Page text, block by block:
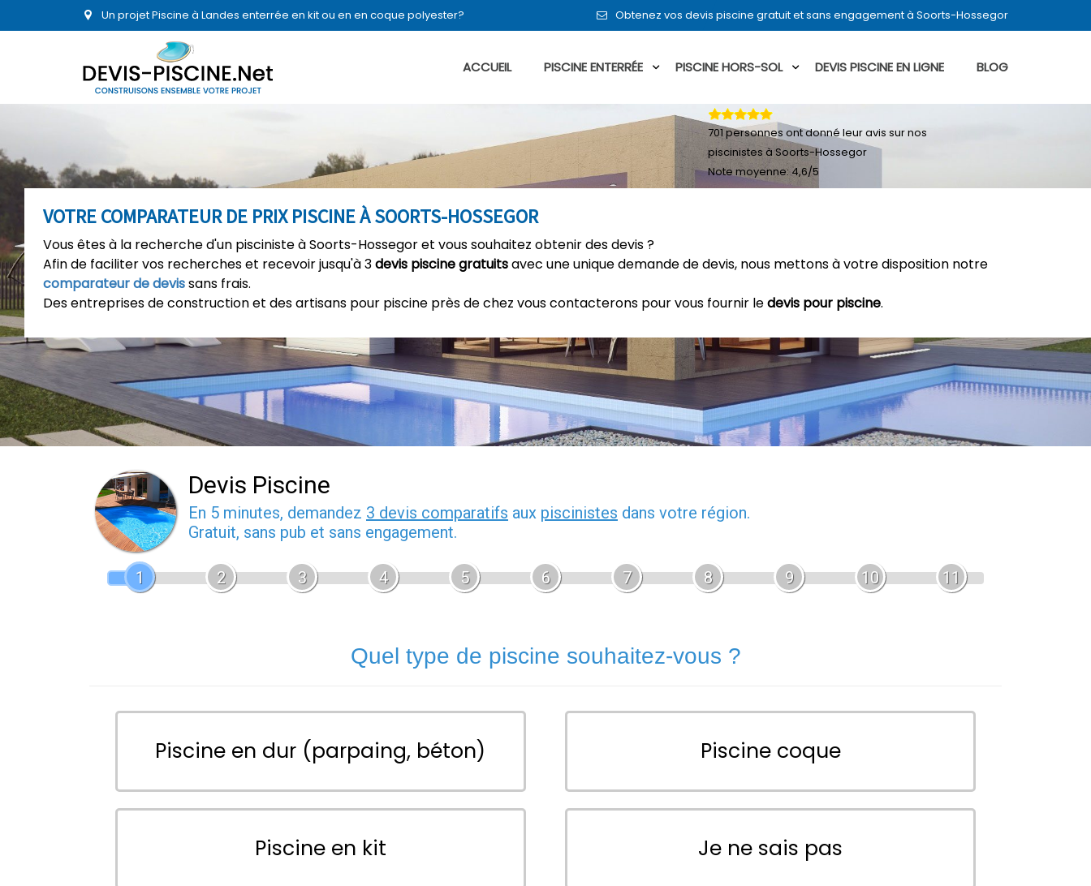
Un projet Piscine à Landes enterrée en kit ou en en coque polyester? Obtenez vos devis piscine gratuit et sans engagement à Soorts-Hossegor
ACCUEIL PISCINE ENTERRÉE PISCINE HORS-SOL DEVIS PISCINE EN LIGNE BLOG
VOTRE COMPARATEUR DE PRIX PISCINE À SOORTS-HOSSEGOR
Vous êtes à la recherche d'un pisciniste à Soorts-Hossegor et vous souhaitez obtenir des devis ?
Afin de faciliter vos recherches et recevoir jusqu'à 3devis piscine gratuitsavec une unique demande de devis, nous mettons à votre disposition notre
comparateur de devissans frais.
Des entreprises de construction et des artisans pour piscine près de chez vous contacterons pour vous fournir ledevis pour piscine.
701personnes ont donné leuravis sur nos
piscinistes à Soorts-Hossegor
Note moyenne:4,6/5
Devis Piscine
En 5 minutes, demandez 3 devis comparatifs aux piscinistes dans votre région.
Gratuit, sans pub et sans engagement.
1 2 3 4 5 6 7 8 9 10 11
Quel type de piscine souhaitez-vous ?
Piscine en dur (parpaing, béton) Piscine coque
Piscine en kit Je ne sais pas